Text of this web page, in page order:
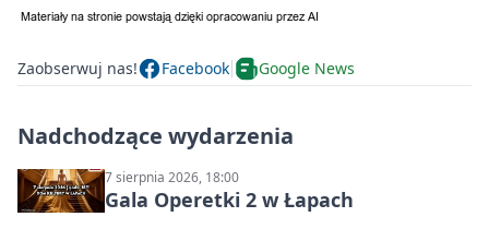
Zaobserwuj nas! Facebook Google News
Nadchodzące wydarzenia
7 sierpnia 2026, 18:00
Gala Operetki 2 w Łapach